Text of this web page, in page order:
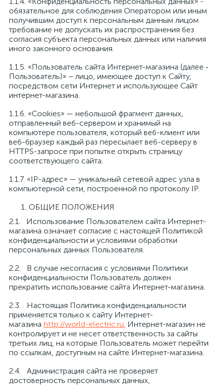
обязательное для соблюдения Оператором или иным
получившим доступ к персональным данным лицом
требование не допускать их распространения без
согласия субъекта персональных данных или наличия
иного законного основания.
1.1.5. «Пользователь сайта Интернет-магазина (далее ‑
Пользователь)» – лицо, имеющее доступ к Сайту,
посредством сети Интернет и использующее Сайт
интернет-магазина.
1.1.6. «Cookies» — небольшой фрагмент данных,
отправленный веб-сервером и хранимый на
компьютере пользователя, который веб-клиент или
веб-браузер каждый раз пересылает веб-серверу в
HTTPS-запросе при попытке открыть страницу
соответствующего сайта.
1.1.7. «IP-адрес» — уникальный сетевой адрес узла в
компьютерной сети, построенной по протоколу IP.
ОБЩИЕ ПОЛОЖЕНИЯ
2.1. Использование Пользователем сайта Интернет-
магазина означает согласие с настоящей Политикой
конфиденциальности и условиями обработки
персональных данных Пользователя.
2.2. В случае несогласия с условиями Политики
конфиденциальности Пользователь должен
прекратить использование сайта Интернет-магазина.
2.3. Настоящая Политика конфиденциальности
применяется только к сайту Интернет-
магазина http://world-electric.ru. Интернет-магазин не
контролирует и не несет ответственность за сайты
третьих лиц, на которые Пользователь может перейти
по ссылкам, доступным на сайте Интернет-магазина.
2.4. Администрация сайта не проверяет
достоверность персональных данных,